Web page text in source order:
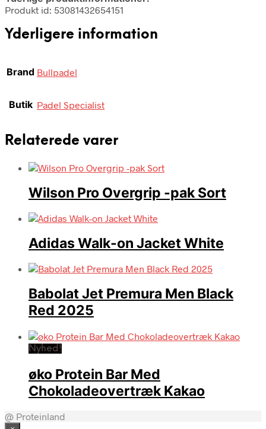
Produkt id: 53081432654151
Yderligere information
Brand Bullpadel
Butik Padel Specialist
Relaterede varer
Wilson Pro Overgrip -pak Sort
Adidas Walk-on Jacket White
Babolat Jet Premura Men Black
Red 2025
Nyhed!
øko Protein Bar Med
Chokoladeovertræk Kakao
@ Proteinland